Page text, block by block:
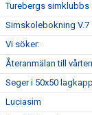
Turebergs simklubbs
Simskolebokning V.7
Vi söker:
Återanmälan till
Seger i 50x50
Luciasim